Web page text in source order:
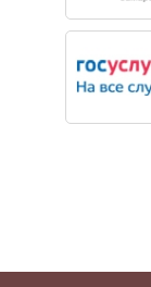
М.-Л.Райан, К.
Е.Н.Ильинской,
Участница
(2019, 2020).
С 2020 года -
Башмета, Н.